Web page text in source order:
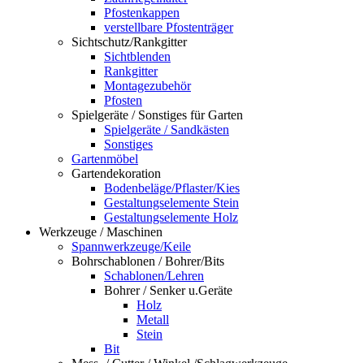
Pfostenkappen
verstellbare Pfostenträger
Sichtschutz/Rankgitter
Sichtblenden
Rankgitter
Montagezubehör
Pfosten
Spielgeräte / Sonstiges für Garten
Spielgeräte / Sandkästen
Sonstiges
Gartenmöbel
Gartendekoration
Bodenbeläge/Pflaster/Kies
Gestaltungselemente Stein
Gestaltungselemente Holz
Werkzeuge / Maschinen
Spannwerkzeuge/Keile
Bohrschablonen / Bohrer/Bits
Schablonen/Lehren
Bohrer / Senker u.Geräte
Holz
Metall
Stein
Bit